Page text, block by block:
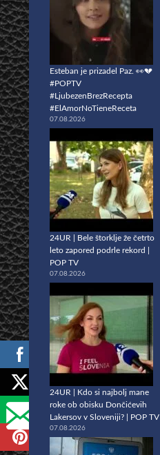
Esteban je prizadel Paz. 👀💔
#POPTV
#LjubezenBrezRecepta
#ElAmorNoTieneReceta
07.08.2026
24UR | Bele štorklje že četrto
leto zapored podrle rekord |
POP TV
07.08.2026
24UR | Kdo si najbolj mane
roke ob obisku Dončićevih
Lakersov v Sloveniji? | POP TV
07.08.2026